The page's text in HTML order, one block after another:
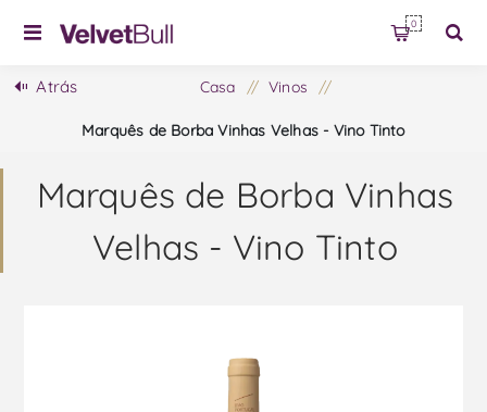
0
Atrás Casa / Vinos /
Marquês de Borba Vinhas Velhas - Vino Tinto
Marquês de Borba Vinhas
Velhas - Vino Tinto